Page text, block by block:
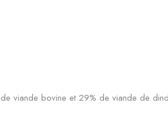
viande bovine et 29% de viande de